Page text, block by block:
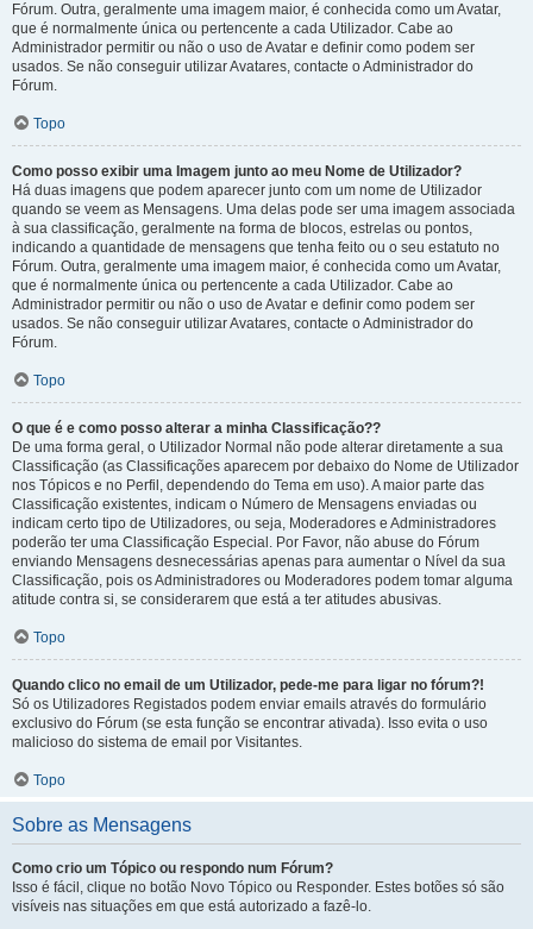
Fórum. Outra, geralmente uma imagem maior, é conhecida como um Avatar,
que é normalmente única ou pertencente a cada Utilizador. Cabe ao
Administrador permitir ou não o uso de Avatar e definir como podem ser
usados. Se não conseguir utilizar Avatares, contacte o Administrador do
Fórum.
Topo
Como posso exibir uma Imagem junto ao meu Nome de Utilizador?
Há duas imagens que podem aparecer junto com um nome de Utilizador
quando se veem as Mensagens. Uma delas pode ser uma imagem associada
à sua classificação, geralmente na forma de blocos, estrelas ou pontos,
indicando a quantidade de mensagens que tenha feito ou o seu estatuto no
Fórum. Outra, geralmente uma imagem maior, é conhecida como um Avatar,
que é normalmente única ou pertencente a cada Utilizador. Cabe ao
Administrador permitir ou não o uso de Avatar e definir como podem ser
usados. Se não conseguir utilizar Avatares, contacte o Administrador do
Fórum.
Topo
O que é e como posso alterar a minha Classificação??
De uma forma geral, o Utilizador Normal não pode alterar diretamente a sua
Classificação (as Classificações aparecem por debaixo do Nome de Utilizador
nos Tópicos e no Perfil, dependendo do Tema em uso). A maior parte das
Classificação existentes, indicam o Número de Mensagens enviadas ou
indicam certo tipo de Utilizadores, ou seja, Moderadores e Administradores
poderão ter uma Classificação Especial. Por Favor, não abuse do Fórum
enviando Mensagens desnecessárias apenas para aumentar o Nível da sua
Classificação, pois os Administradores ou Moderadores podem tomar alguma
atitude contra si, se considerarem que está a ter atitudes abusivas.
Topo
Quando clico no email de um Utilizador, pede-me para ligar no fórum?!
Só os Utilizadores Registados podem enviar emails através do formulário
exclusivo do Fórum (se esta função se encontrar ativada). Isso evita o uso
malicioso do sistema de email por Visitantes.
Topo
Sobre as Mensagens
Como crio um Tópico ou respondo num Fórum?
Isso é fácil, clique no botão Novo Tópico ou Responder. Estes botões só são
visíveis nas situações em que está autorizado a fazê-lo.